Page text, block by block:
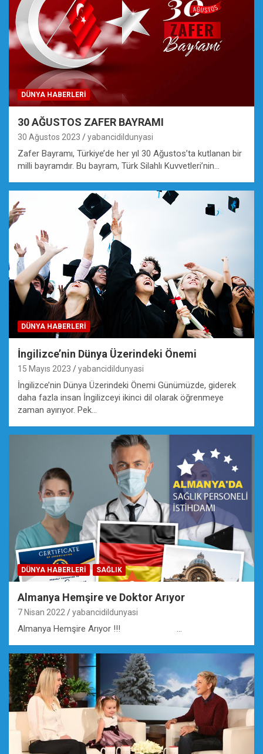
DÜNYA HABERLERI
30 AĞUSTOS ZAFER BAYRAMI
30 Ağustos 2023 yabancidildunyasi
Zafer Bayramı, Türkiye’de her yıl 30 Ağustos’ta kutlanan bir
milli bayramdır. Bu bayram, Türk Silahlı Kuvvetleri’nin…
DÜNYA HABERLERI
İngilizce’nin Dünya Üzerindeki Önemi
15 Mayıs 2023 yabancidildunyasi
İngilizce’nin Dünya Üzerindeki Önemi Günümüzde, giderek
daha fazla insan İngilizceyi ikinci dil olarak öğrenmeye
zaman ayırıyor. Pek…
DÜNYA HABERLERI SAĞLIK
Almanya Hemşire ve Doktor Arıyor
7 Nisan 2022 yabancidildunyasi
Almanya Hemşire Arıyor !!! …